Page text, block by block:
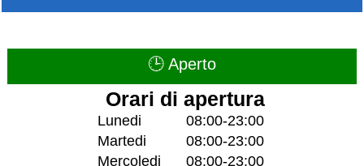
🕒 Aperto
Orari di apertura
Lunedi
08:00-23:00
Martedi
08:00-23:00
Mercoledi
08:00-23:00